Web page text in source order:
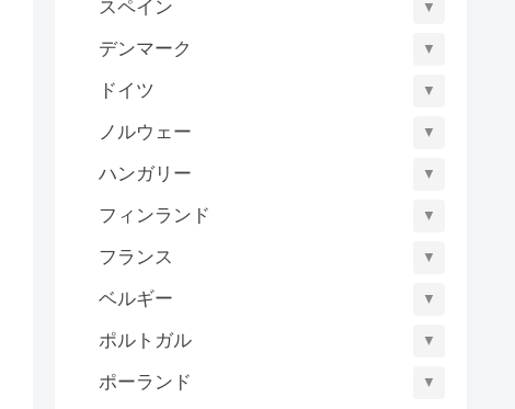
スペイン ▼
デンマーク ▼
ドイツ ▼
ノルウェー ▼
ハンガリー ▼
フィンランド ▼
フランス ▼
ベルギー ▼
ポルトガル ▼
ポーランド ▼